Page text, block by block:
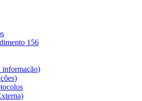
156
informação)